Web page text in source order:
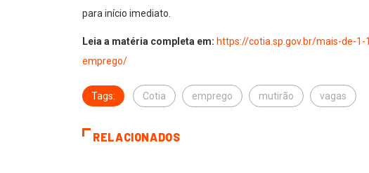
para início imediato.
Leia a matéria completa em: https://cotia.sp.gov.br/mais-de-
emprego/
Tags: Cotia emprego mutirão vagas
RELACIONADOS